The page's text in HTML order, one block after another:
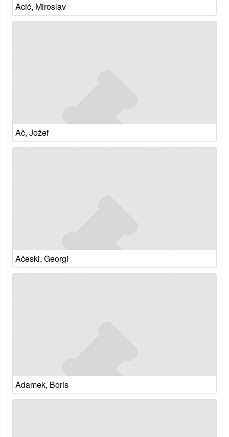
Acić, Miroslav
Ač, Jožef
Ačeski, Georgi
Adamek, Boris